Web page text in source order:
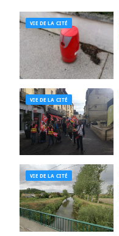
VIE DE LA CITÉ
VIE DE LA CITÉ
VIE DE LA CITÉ